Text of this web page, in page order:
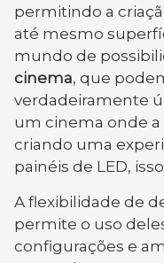
permitindo a
até mesmo
mundo de
cinema, que
verdadeiramente
um cinema onde
criando uma
painéis de LED,
A flexibilidade de
permite o uso
configurações e